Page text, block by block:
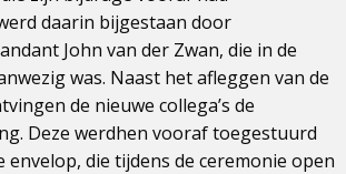
daarin bijgestaan door
John van der Zwan, die in de
was. Naast het afleggen van de
de nieuwe collega’s de
Deze werdhen vooraf toegestuurd
envelop, die tijdens de ceremonie open